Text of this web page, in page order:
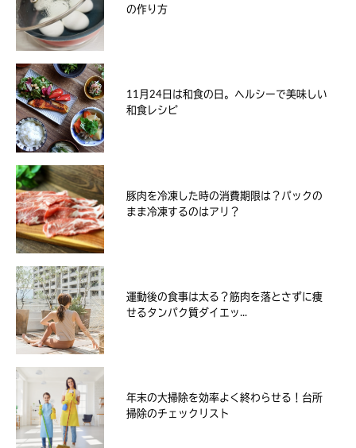
の作り方
11月24日は和食の日。ヘルシーで美味しい
和食レシピ
豚肉を冷凍した時の消費期限は？パックの
まま冷凍するのはアリ？
運動後の食事は太る？筋肉を落とさずに痩
せるタンパク質ダイエッ...
年末の大掃除を効率よく終わらせる！台所
掃除のチェックリスト